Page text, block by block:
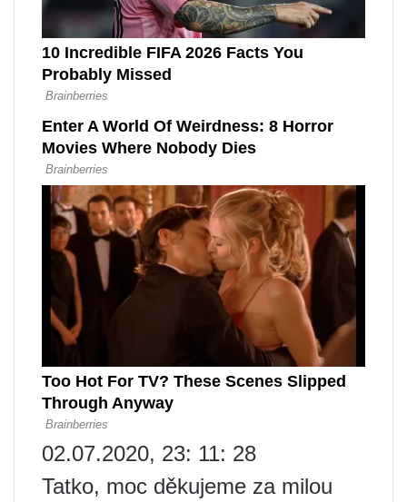
02.07.2020, 23: 11: 28
Tatko, moc děkujeme za milou